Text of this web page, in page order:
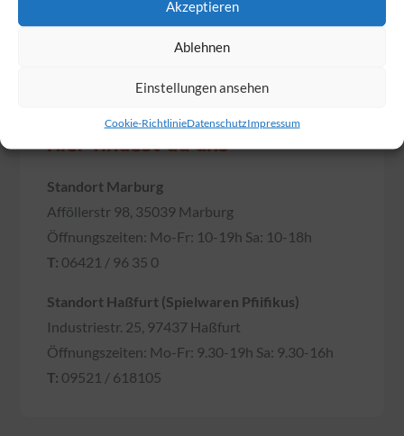
Akzeptieren
Ablehnen
Einstellungen ansehen
Cookie-RichtlinieDatenschutzImpressum
Die Marienkäfer
sind los!
Hier findest du uns
Standort Marburg
Afföllerstr 98, 35039 Marburg
Öffnungszeiten: Mo-Fr: 10-19h Sa: 10-18h
T: 06421 / 96 35 0
Standort Haßfurt (Spielwaren Pfiifikus)
Industriestr. 25, 97437 Haßfurt
Öffnungszeiten: Mo-Fr: 9.30-19h Sa: 9.30-16h
T: 09521 / 618105